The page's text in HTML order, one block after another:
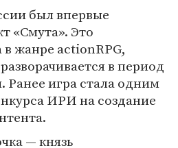
был впервые
«Смута». Это
в жанре actionRPG,
в период
Ранее игра стала одним
ИРИ на создание
— князь